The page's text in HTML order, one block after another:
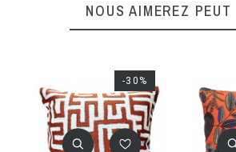
NOUS AIMEREZ PEUT
-30%